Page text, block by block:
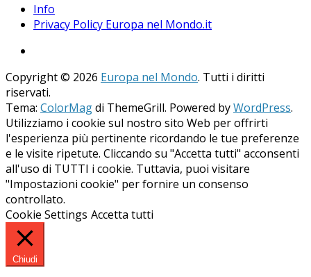
Info
Privacy Policy Europa nel Mondo.it
Copyright © 2026 Europa nel Mondo. Tutti i diritti
riservati.
Tema: ColorMagdi ThemeGrill. Powered byWordPress.
Utilizziamo i cookie sul nostro sito Web per offrirti
l'esperienza più pertinente ricordando le tue preferenze
e le visite ripetute. Cliccando su "Accetta tutti" acconsenti
all'uso di TUTTI i cookie. Tuttavia, puoi visitare
"Impostazioni cookie" per fornire un consenso
controllato.
Cookie Settings Accetta tutti
Chiudi